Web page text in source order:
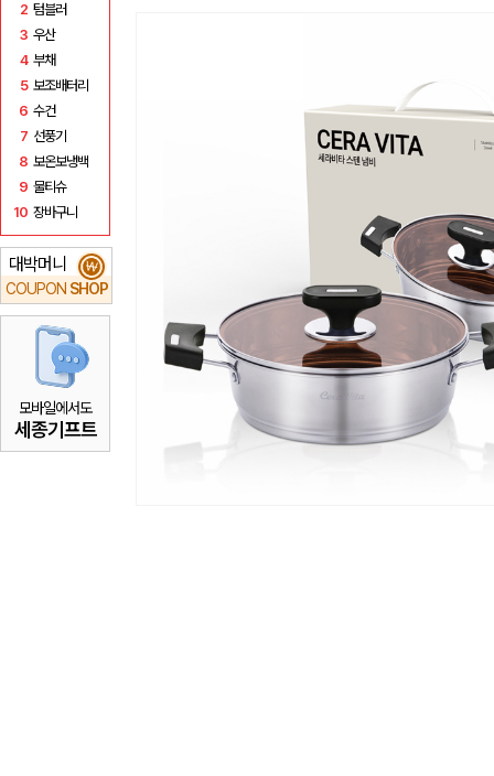
2 텀블러
3 우산
4 부채
5 보조배터리
6 수건
7 선풍기
8 보온보냉백
9 물티슈
10 장바구니
대박머니
COUPON SHOP
₩
모바일에서도
세종기프트